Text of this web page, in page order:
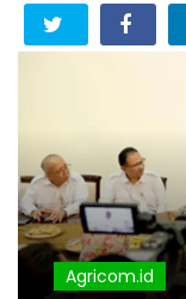
Agricom.id